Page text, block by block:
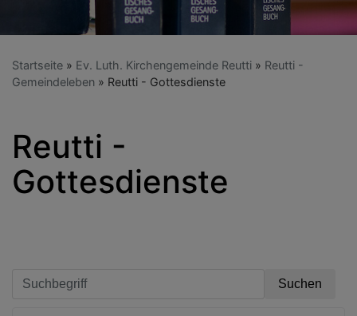
Startseite Ev. Luth. Kirchengemeinde Reutti
Reutti -
Gemeindeleben
Reutti - Gottesdienste
Reutti -
Gottesdienste